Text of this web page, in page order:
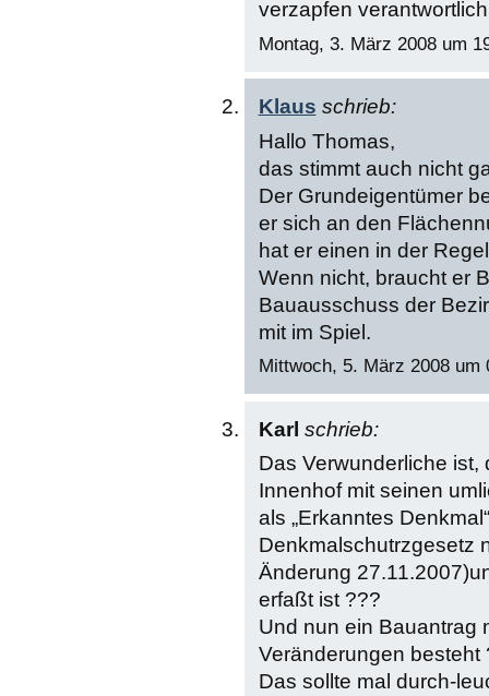
verzapfen
Montag, 3. März 2008 um
Klaus schrieb:
Hallo Thomas,
das stimmt auch nicht
Der Grundeigentümer
er sich an den
hat er einen in der
Wenn nicht, braucht er
Bauausschuss der
mit im Spiel.
Mittwoch, 5. März 2008 um
Karl schrieb:
Das Verwunderliche
Innenhof mit seinen
als „Erkanntes
Denkmalschutrzgesetz
Änderung
erfaßt ist ???
Und nun ein Bauantrag
Veränderungen besteht
Das sollte mal durch-